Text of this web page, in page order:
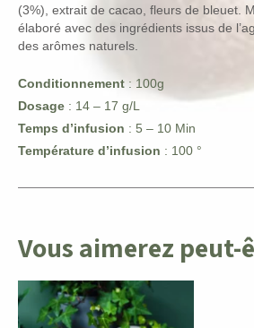
(3%), extrait de cacao, fleurs de bleuet.
élaboré avec des ingrédients issus de
des arômes naturels.
Conditionnement : 100g
Dosage : 14 – 17 g/L
Temps d’infusion : 5 – 10 Min
Température d’infusion : 100 °
Vous aimerez